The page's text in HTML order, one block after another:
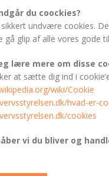
du coockies?
undvære cookies.
gå glip af alle vores gode
lære mere om disse
at sætte dig ind i
wiki/Cookie
hvad-er-
cookies
vi du bliver og